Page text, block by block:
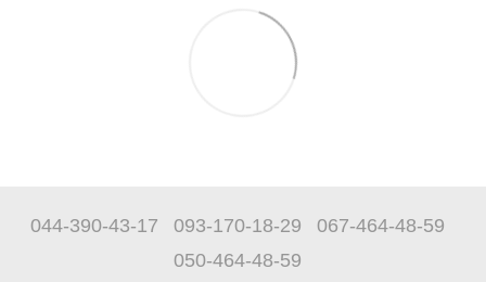
044-390-43-17 093-170-18-29
067-464-48-59
050-464-48-59